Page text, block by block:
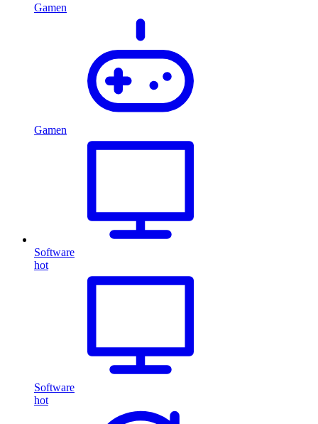
Gamen
Gamen
Software
hot
Software
hot